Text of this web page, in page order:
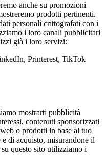
anche su promozioni
prodotti pertinenti.
personali crittografati con i
i loro canali pubblicitari
già i loro servizi:
Printerest, TikTok
mostrarti pubblicità
contenuti sponsorizzati
o prodotti in base al tuo
di acquisto, misurandone il
questo sito utilizziamo i